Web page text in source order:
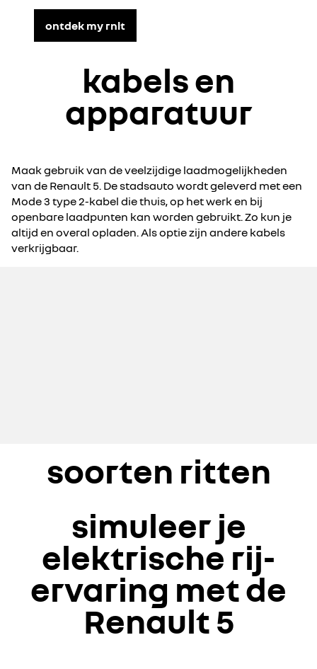
ontdek my rnlt
kabels en
apparatuur
Maak gebruik van de veelzijdige laadmogelijkheden
van de Renault 5. De stadsauto wordt geleverd met een
Mode 3 type 2-kabel die thuis, op het werk en bij
openbare laadpunten kan worden gebruikt. Zo kun je
altijd en overal opladen. Als optie zijn andere kabels
verkrijgbaar.
soorten ritten
simuleer je
elektrische rij-
ervaring met de
Renault 5